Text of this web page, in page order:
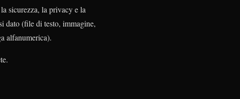
sicurezza, la privacy e la
dato (file di testo, immagine,
alfanumerica).